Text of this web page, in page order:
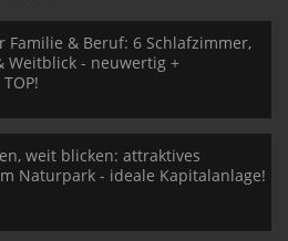
Familie & Beruf: 6 Schlafzimmer,
Weitblick - neuwertig +
weit blicken: attraktives
Naturpark - ideale Kapitalanlage!